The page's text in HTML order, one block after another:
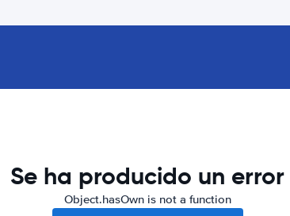
Se ha producido un error
Object.hasOwn is not a function